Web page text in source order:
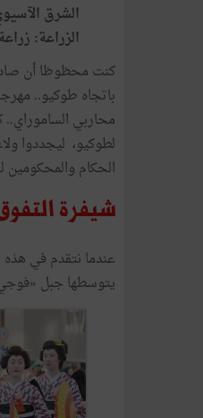
الشرق
الزراعة:
كنت محظوظاأن
باتجاه طوكيو..
محاربي الساموراي..
لطوكيو، ليجددوا
الحكام والمحكومين
شيفرة
عندما نتقدم في هذه
يتوسطها جبل «